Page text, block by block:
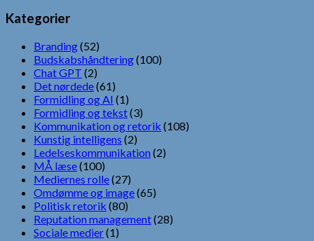
Kategorier
Branding(52)
Budskabshåndtering(100)
Chat GPT (2)
Det nørdede(61)
Formidling og AI (1)
Formidling og tekst(3)
Kommunikation og retorik (108)
Kunstig intelligens (2)
Ledelseskommunikation (2)
MÅ læse(100)
Mediernes rolle(27)
Omdømme og image(65)
Politisk retorik (80)
Reputation management(28)
Sociale medier(1)